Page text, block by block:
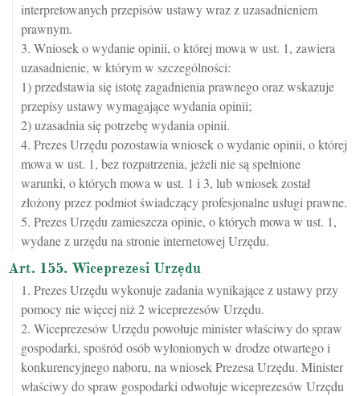
interpretowanych przepisów ustawy wraz z uzasadnieniem
prawnym.
3. Wniosek o wydanie opinii, o której mowa w ust. 1, zawiera
uzasadnienie, w którym w szczególności:
1) przedstawia się istotę zagadnienia prawnego oraz wskazuje
przepisy ustawy wymagające wydania opinii;
2) uzasadnia się potrzebę wydania opinii.
4. Prezes Urzędu pozostawia wniosek o wydanie opinii, o której
mowa w ust. 1, bez rozpatrzenia, jeżeli nie są spełnione
warunki, o których mowa w ust. 1 i 3, lub wniosek został
złożony przez podmiot świadczący profesjonalne usługi prawne.
5. Prezes Urzędu zamieszcza opinie, o których mowa w ust. 1,
wydane z urzędu na stronie internetowej Urzędu.
Art. 155. Wiceprezesi Urzędu
1. Prezes Urzędu wykonuje zadania wynikające z ustawy przy
pomocy nie więcej niż 2 wiceprezesów Urzędu.
2. Wiceprezesów Urzędu powołuje minister właściwy do spraw
gospodarki, spośród osób wyłonionych w drodze otwartego i
konkurencyjnego naboru, na wniosek Prezesa Urzędu. Minister
właściwy do spraw gospodarki odwołuje wiceprezesów Urzędu